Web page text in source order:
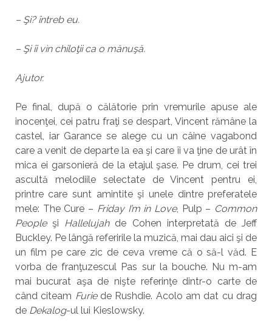
– Şi? întreb eu.
– Şi îi vin chiloţii ca o mănuşă.
Ajutor.
Pe final, după o călătorie prin vremurile apuse ale
inocenţei, cei patru fraţi se despart, Vincent rămâne la
castel, iar Garance se alege cu un câine vagabond
care a venit de departe la ea şi care îi va ţine de urât în
mica ei garsonieră de la etajul şase. Pe drum, cei trei
ascultă melodiile selectate de Vincent pentru ei,
printre care sunt amintite şi unele dintre preferatele
mele: The Cure – Friday I’m in Love, Pulp – Common
Peopleşi Hallelujah de Cohen interpretată de Jeff
Buckley. Pe lângă referirile la muzică, mai dau aici şi de
un film pe care zic de ceva vreme că o să-l văd. E
vorba de franţuzescul Pas sur la bouche. Nu m-am
mai bucurat aşa de nişte referinţe dintr-o carte de
când citeam Furiede Rushdie. Acolo am dat cu drag
de Dekalog-ul lui Kieslowsky.